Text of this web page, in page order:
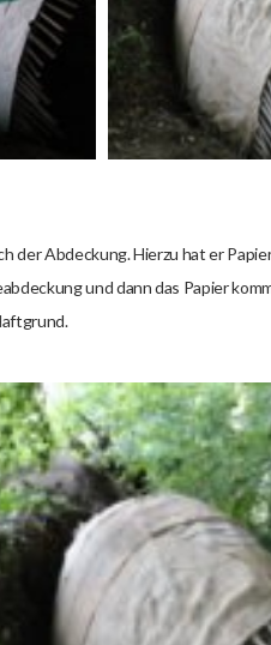
der Abdeckung. Hierzu hat er
und dann das Papier